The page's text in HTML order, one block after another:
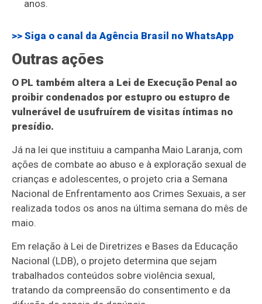
anos.
>> Siga o canal da Agência Brasil no WhatsApp
Outras ações
O PL também altera a Lei de Execução Penal ao
proibir condenados por estupro ou estupro de
vulnerável de usufruírem de visitas íntimas no
presídio.
Já na lei que instituiu a campanha Maio Laranja, com
ações de combate ao abuso e à exploração sexual de
crianças e adolescentes, o projeto cria a Semana
Nacional de Enfrentamento aos Crimes Sexuais, a ser
realizada todos os anos na última semana do mês de
maio.
Em relação à Lei de Diretrizes e Bases da Educação
Nacional (LDB), o projeto determina que sejam
trabalhados conteúdos sobre violência sexual,
tratando da compreensão do consentimento e da